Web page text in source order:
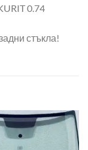
0.74
стъкла!